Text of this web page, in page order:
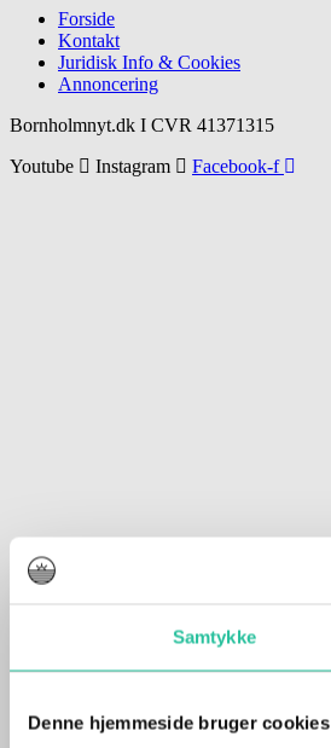
Samtykke
Denne hjemmeside bruger cookies
Forside
Kontakt
Juridisk Info & Cookies​
Annoncering
Bornholmnyt.dk I CVR 41371315
Youtube
Instagram Facebook-f